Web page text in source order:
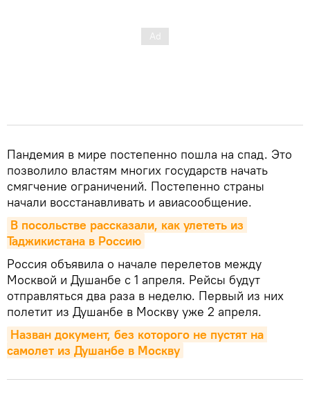
Пандемия в мире постепенно пошла на спад. Это
позволило властям многих государств начать
смягчение ограничений. Постепенно страны
начали восстанавливать и авиасообщение.
В посольстве рассказали, как улететь из
Таджикистана в Россию
Россия объявила о начале перелетов между
Москвой и Душанбе с 1 апреля. Рейсы будут
отправляться два раза в неделю. Первый из них
полетит из Душанбе в Москву уже 2 апреля.
Назван документ, без которого не пустят на
самолет из Душанбе в Москву